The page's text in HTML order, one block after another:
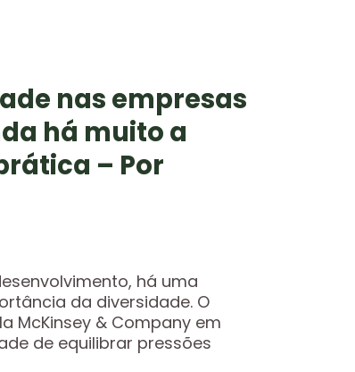
nas empresas
há muito a
– Por
há uma
da diversidade. O
McKinsey & Company em
de equilibrar pressões